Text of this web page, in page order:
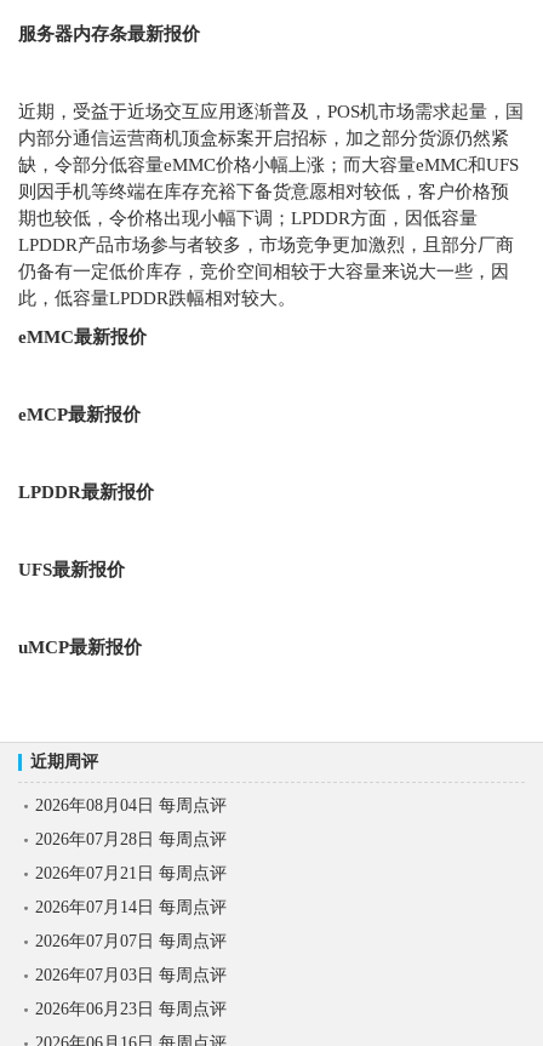
服务器内存条最新报价
近期，受益于近场交互应用逐渐普及，POS机市场需求起量，国
内部分通信运营商机顶盒标案开启招标，加之部分货源仍然紧
缺，令部分低容量eMMC价格小幅上涨；而大容量eMMC和UFS
则因手机等终端在库存充裕下备货意愿相对较低，客户价格预
期也较低，令价格出现小幅下调；LPDDR方面，因低容量
LPDDR产品市场参与者较多，市场竞争更加激烈，且部分厂商
仍备有一定低价库存，竞价空间相较于大容量来说大一些，因
此，低容量LPDDR跌幅相对较大。
eMMC最新报价
eMCP最新报价
LPDDR最新报价
UFS最新报价
uMCP最新报价
近期周评
2026年08月04日 每周点评
2026年07月28日 每周点评
2026年07月21日 每周点评
2026年07月14日 每周点评
2026年07月07日 每周点评
2026年07月03日 每周点评
2026年06月23日 每周点评